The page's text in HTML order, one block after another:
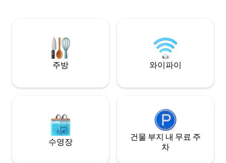
TV, 주차장 포함.
레스토랑에서 가
주방 와이파이
수영장
건물 부지 내 무료 주
차